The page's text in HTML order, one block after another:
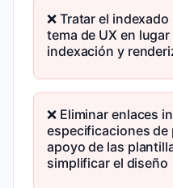
❌ Tratar el
tema de UX en
indexación y
❌ Eliminar enlaces
especificaciones
apoyo de las
simplificar el diseño